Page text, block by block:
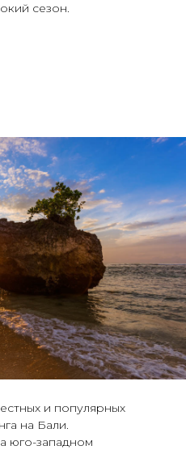
сезон.
и популярных
на Бали.
юго-западном